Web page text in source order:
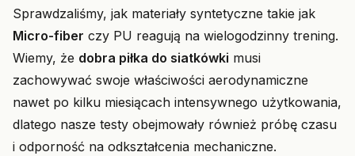
Sprawdzaliśmy, jak materiały syntetyczne takie jak
Micro-fiber czy PU reagują na wielogodzinny trening.
Wiemy, że dobra piłka do siatkówki musi
zachowywać swoje właściwości aerodynamiczne
nawet po kilku miesiącach intensywnego użytkowania,
dlatego nasze testy obejmowały również próbę czasu
i odporność na odkształcenia mechaniczne.